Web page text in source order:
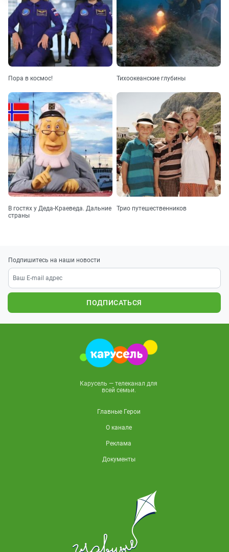
Пора в космос! Тихоокеанские глубины
В гостях у Деда-Краеведа. Дальние
страны
Трио путешественников
Подпишитесь на наши новости
ПОДПИСАТЬСЯ
Карусель — телеканал для
всей семьи.
Главные Герои
О канале
Реклама
Документы